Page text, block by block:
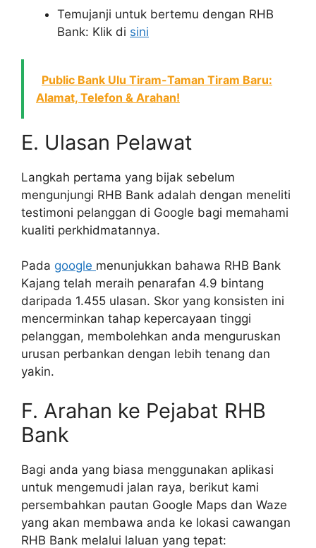
Temujanji untuk bertemu dengan RHB
Bank: Klik di sini
Public Bank Ulu Tiram-Taman Tiram Baru:
Alamat, Telefon & Arahan!
E. Ulasan Pelawat
Langkah pertama yang bijak sebelum
mengunjungi RHB Bank adalah dengan meneliti
testimoni pelanggan di Google bagi memahami
kualiti perkhidmatannya.
Pada google menunjukkan bahawa RHB Bank
Kajang telah meraih penarafan 4.9 bintang
daripada 1.455 ulasan. Skor yang konsisten ini
mencerminkan tahap kepercayaan tinggi
pelanggan, membolehkan anda menguruskan
urusan perbankan dengan lebih tenang dan
yakin.
F. Arahan ke Pejabat RHB
Bank
Bagi anda yang biasa menggunakan aplikasi
untuk mengemudi jalan raya, berikut kami
persembahkan pautan Google Maps dan Waze
yang akan membawa anda ke lokasi cawangan
RHB Bank melalui laluan yang tepat: